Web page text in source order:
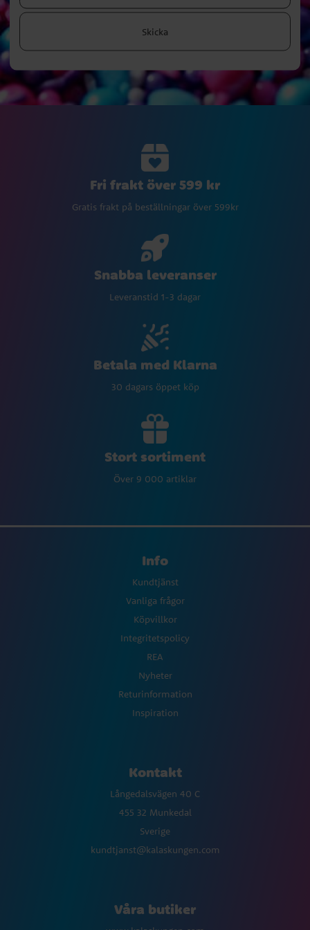
Skicka
Fri frakt över 599 kr
Gratis frakt på beställningar över 599kr
Snabba leveranser
Leveranstid 1-3 dagar
Betala med Klarna
30 dagars öppet köp
Stort sortiment
Över 9 000 artiklar
Info
Kundtjänst
Vanliga frågor
Köpvillkor
Integritetspolicy
REA
Nyheter
Returinformation
Inspiration
Kontakt
Långedalsvägen 40 C
455 32 Munkedal
Sverige
kundtjanst@kalaskungen.com
Våra butiker